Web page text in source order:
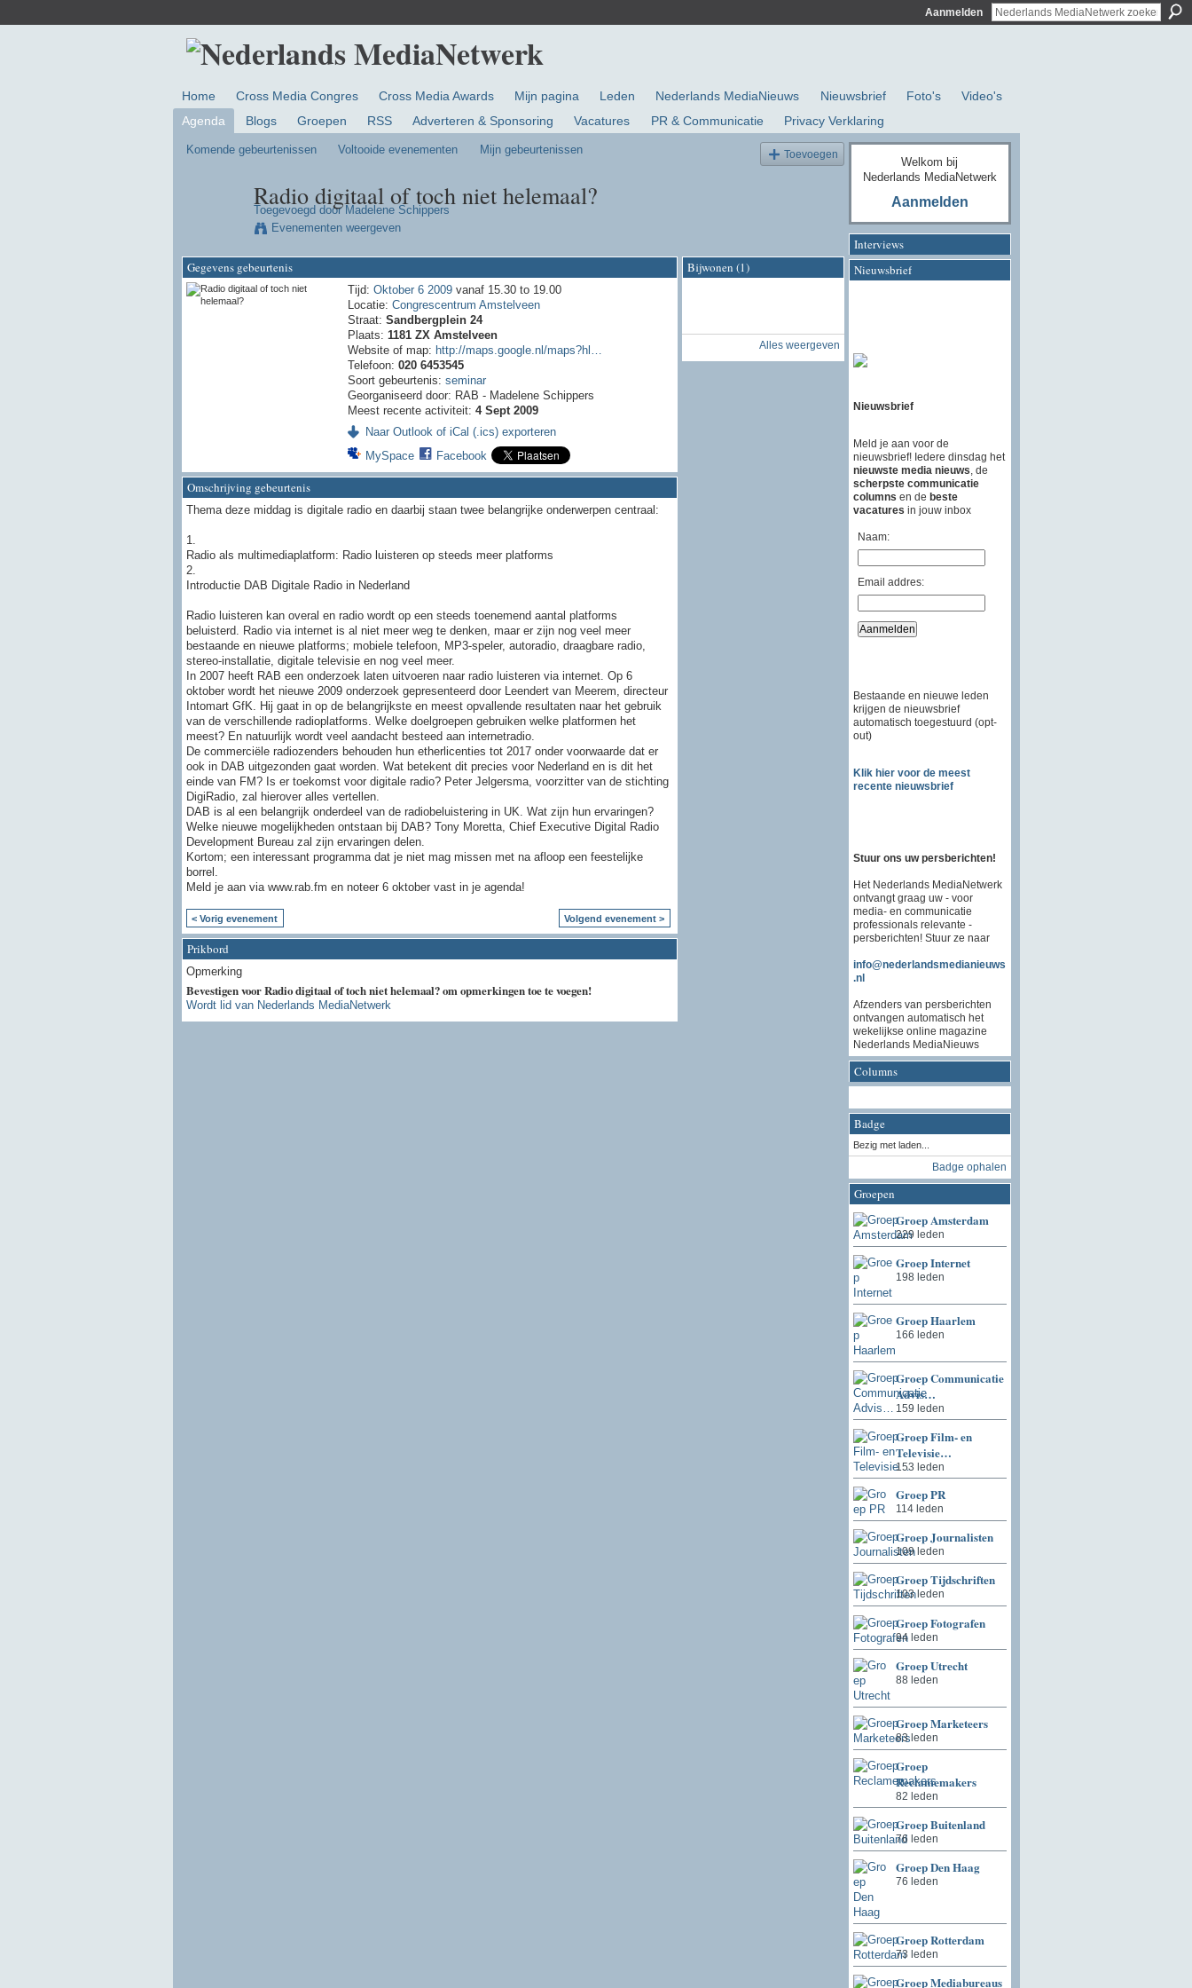
Aanmelden
Home Cross Media Congres Cross Media Awards Mijn pagina Leden Nederlands MediaNieuws Nieuwsbrief Foto's
Video's
Agenda
Blogs Groepen RSS Adverteren & Sponsoring Vacatures PR & Communicatie Privacy Verklaring
Komende gebeurtenissen Voltooide evenementen Mijn gebeurtenissen Toevoegen
Radio digitaal of toch niet helemaal?
Toegevoegd door Madelene Schippers
Evenementen weergeven
Gegevens gebeurtenis
Tijd:Oktober 6 2009 vanaf 15.30 to 19.00
Locatie:Congrescentrum Amstelveen
Straat:Sandbergplein 24
Plaats:1181 ZX Amstelveen
Website of map: http://maps.google.nl/maps?hl…
Telefoon:020 6453545
Soort gebeurtenis:seminar
Georganiseerd door: RAB - Madelene Schippers
Meest recente activiteit:4 Sept 2009
Naar Outlook of iCal (.ics) exporteren
MySpace
Facebook
Omschrijving gebeurtenis
Thema deze middag is digitale radio en daarbij staan twee belangrijke onderwerpen centraal:
1.
Radio als multimediaplatform: Radio luisteren op steeds meer platforms
2.
Introductie DAB Digitale Radio in Nederland
Radio luisteren kan overal en radio wordt op een steeds toenemend aantal platforms
beluisterd. Radio via internet is al niet meer weg te denken, maar er zijn nog veel meer
bestaande en nieuwe platforms; mobiele telefoon, MP3-speler, autoradio, draagbare radio,
stereo-installatie, digitale televisie en nog veel meer.
In 2007 heeft RAB een onderzoek laten uitvoeren naar radio luisteren via internet. Op 6
oktober wordt het nieuwe 2009 onderzoek gepresenteerd door Leendert van Meerem, directeur
Intomart GfK. Hij gaat in op de belangrijkste en meest opvallende resultaten naar het gebruik
van de verschillende radioplatforms. Welke doelgroepen gebruiken welke platformen het
meest? En natuurlijk wordt veel aandacht besteed aan internetradio.
De commerciële radiozenders behouden hun etherlicenties tot 2017 onder voorwaarde dat er
ook in DAB uitgezonden gaat worden. Wat betekent dit precies voor Nederland en is dit het
einde van FM? Is er toekomst voor digitale radio? Peter Jelgersma, voorzitter van de stichting
DigiRadio, zal hierover alles vertellen.
DAB is al een belangrijk onderdeel van de radiobeluistering in UK. Wat zijn hun ervaringen?
Welke nieuwe mogelijkheden ontstaan bij DAB? Tony Moretta, Chief Executive Digital Radio
Development Bureau zal zijn ervaringen delen.
Kortom; een interessant programma dat je niet mag missen met na afloop een feestelijke
borrel.
Meld je aan via www.rab.fm en noteer 6 oktober vast in je agenda!
< Vorig evenement Volgend evenement >
Prikbord
Opmerking
Bevestigen voor Radio digitaal of toch niet helemaal? om opmerkingen toe te voegen!
Wordt lid van Nederlands MediaNetwerk
Bijwonen (1)
Alles weergeven
Welkom bij
Nederlands MediaNetwerk
Aanmelden
Interviews
Nieuwsbrief
Nieuwsbrief
Meld je aan voor de
nieuwsbrief! Iedere dinsdag het
nieuwste media nieuws , de
scherpste communicatie
columns en de beste
vacatures in jouw inbox
Naam:
Email addres:
Bestaande en nieuwe leden
krijgen de nieuwsbrief
automatisch toegestuurd (opt-
out)
Klik hier voor de meest
recente nieuwsbrief
Stuur ons uw persberichten!
Het Nederlands MediaNetwerk
ontvangt graag uw - voor
media- en communicatie
professionals relevante -
persberichten! Stuur ze naar
info@nederlandsmedianieuws
.nl
Afzenders van persberichten
ontvangen automatisch het
wekelijkse online magazine
Nederlands MediaNieuws
Columns
Badge
Bezig met laden...
Badge ophalen
Groepen
Groep Amsterdam
229 leden
Groep Internet
198 leden
Groep Haarlem
166 leden
Groep Communicatie
Advis…
159 leden
Groep Film- en
Televisie…
153 leden
Groep PR
114 leden
Groep Journalisten
109 leden
Groep Tijdschriften
103 leden
Groep Fotografen
94 leden
Groep Utrecht
88 leden
Groep Marketeers
83 leden
Groep
Reclamemakers
82 leden
Groep Buitenland
76 leden
Groep Den Haag
76 leden
Groep Rotterdam
73 leden
Groep Mediabureaus